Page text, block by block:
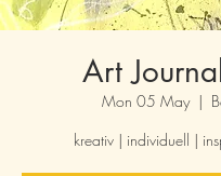
Art
Mon 05 May
  |
kreativ | individuell |